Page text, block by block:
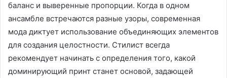
баланс и выверенные пропорции. Когда в одном
ансамбле встречаются разные узоры, современная
мода диктует использование объединяющих элементов
для создания целостности. Стилист всегда
рекомендует начинать с определения того, какой
доминирующий принт станет основой, задающей